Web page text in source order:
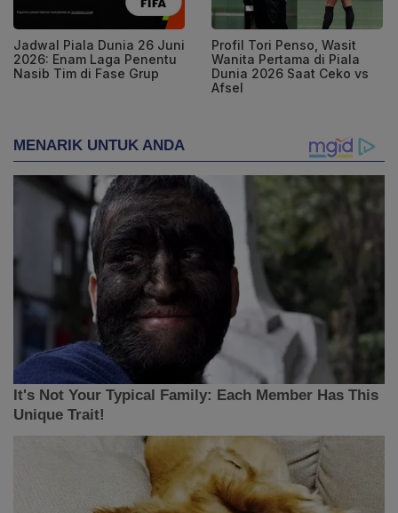
Jadwal Piala Dunia 26 Juni
2026: Enam Laga Penentu
Nasib Tim di Fase Grup
Profil Tori Penso, Wasit
Wanita Pertama di Piala
Dunia 2026 Saat Ceko vs
Afsel